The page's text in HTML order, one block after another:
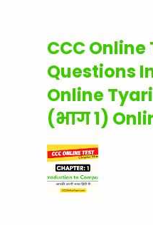
CCC Online
Questions
Online
(भाग 1)